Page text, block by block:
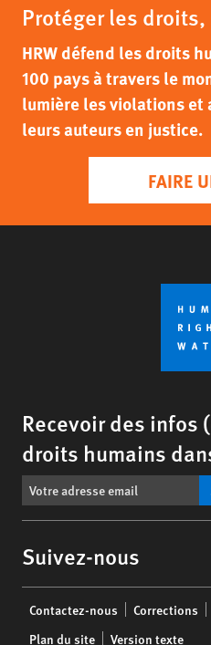
Protéger les
HRW défend les droits
100 pays à travers le
lumière les violations
leurs auteurs en justice.
FAIRE
Recevoir des infos
droits humains
Suivez-nous
menu
Contactez-nous Corrections
Plan du site
Version texte